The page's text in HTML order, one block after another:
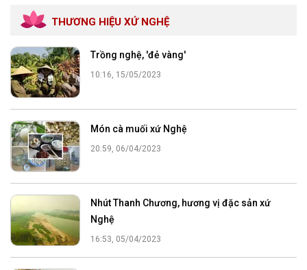
THƯƠNG HIỆU XỨ NGHỆ
Trồng nghệ, 'đẻ vàng'
10:16, 15/05/2023
Món cà muối xứ Nghệ
20:59, 06/04/2023
Nhút Thanh Chương, hương vị đặc sản xứ
Nghệ
16:53, 05/04/2023